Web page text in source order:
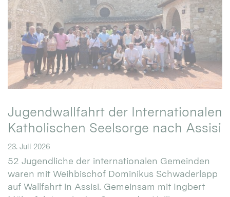
Jugendwallfahrt der Internationalen
Katholischen Seelsorge nach Assisi
23. Juli 2026
52 Jugendliche der internationalen Gemeinden
waren mit Weihbischof Dominikus Schwaderlapp
auf Wallfahrt in Assisi. Gemeinsam mit Ingbert